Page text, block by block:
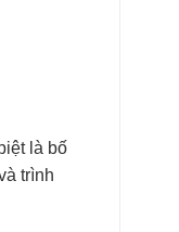
là bố
trình